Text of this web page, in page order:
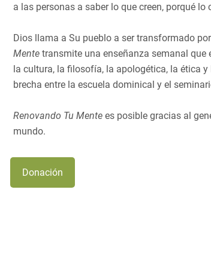
a las personas a saber lo que creen, porqué
Dios llama a Su pueblo a ser transformado
Mente transmite una enseñanza semanal que
la cultura, la filosofía, la apologética, la ética
brecha entre la escuela dominical y el
Renovando Tu Mente es posible gracias al
mundo.
Donación